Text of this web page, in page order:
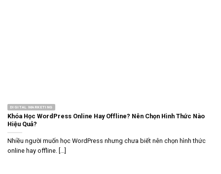
DIGITAL MARKETING
Khóa Học WordPress Online Hay Offline? Nên Chọn Hình Thức Nào
Hiệu Quả?
Nhiều người muốn học WordPress nhưng chưa biết nên chọn hình thức
online hay offline. [...]